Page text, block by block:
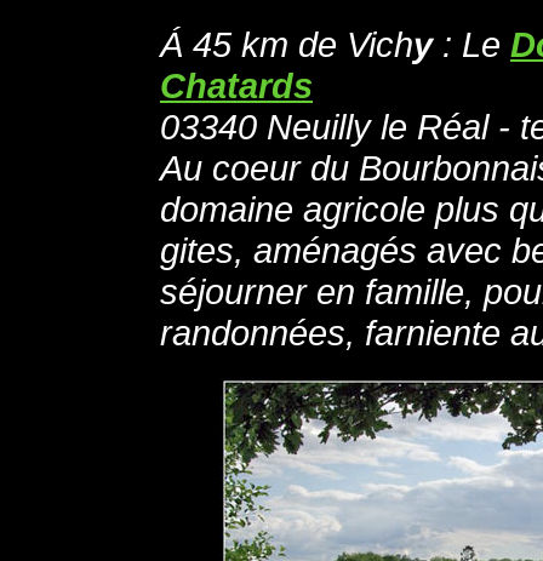
Á 45 km de Vichy: Le
Chatards
03340 Neuilly le Réal -
Au coeur du
domaine agricole plus
gites, aménagés avec
séjourner en famille,
randonnées, farniente